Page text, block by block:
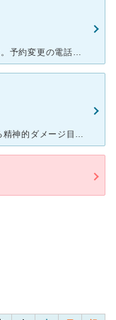
スタッフは女性ばかりで柔らかい雰囲気です。予約変更の電話をしたら、受付の方が親切丁寧に対応してくださいました。クリニックはそんなに広くありません。診察室4つ、待合室20席ほどです。初診から完全予約制で
他県住みの者です。 会社でのパワハラによる精神的ダメージ目的でまず最寄りのクリニックや病院を探して行ったものの、対応が最低最悪だったため別のところをと模索しているところで ネットでこちらのクリニッ